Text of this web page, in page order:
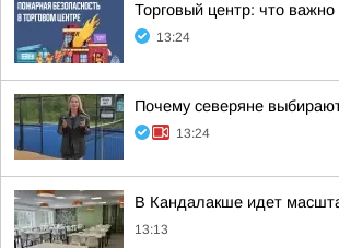
Торговый центр: что
13:24
Почему северяне
13:24
В Кандалакше идет
13:13